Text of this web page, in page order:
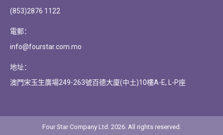
(853)2876 1122
電郵：
info@fourstar.com.mo
地址：
澳門宋玉生廣場249-263號百德大廈(中土)10樓A-E, L-P座
Four Star Company Ltd. 2026. All rights reserved.